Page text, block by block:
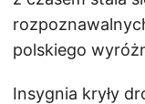
polskiego
Insygnia kryły